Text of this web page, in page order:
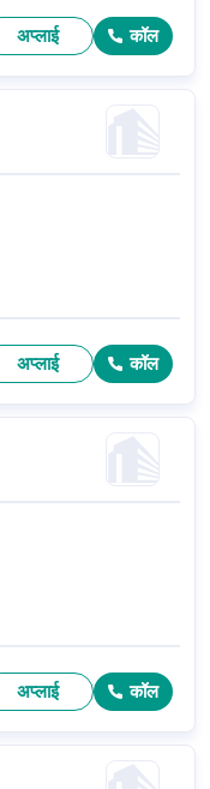
अप्लाई कॉल
अप्लाई कॉल
अप्लाई कॉल